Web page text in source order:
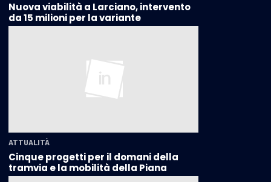
Nuova viabilità a Larciano, intervento
da 15 milioni per la variante
ATTUALITÀ
Cinque progetti per il domani della
tramvia e la mobilità della Piana